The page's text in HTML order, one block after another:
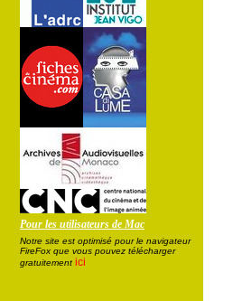
Pour les utilisateurs de Mac
Notre site est optimisé pour le navigateur
FireFox que vous pouvez télécharger
gratuitement ici